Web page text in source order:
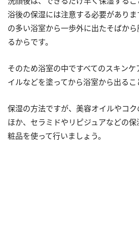
浴後の保湿には注意する必要があり
の多い浴室から一歩外に出たそばか
るからです。
そのため浴室の中ですべてのスキン
イルなどを塗ってから浴室から出るこ
保湿の方法ですが、美容オイルやコ
ほか、セラミドやリピジュアなどの
粧品を使って行いましょう。